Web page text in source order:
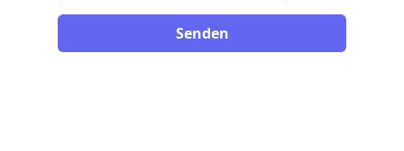
Senden